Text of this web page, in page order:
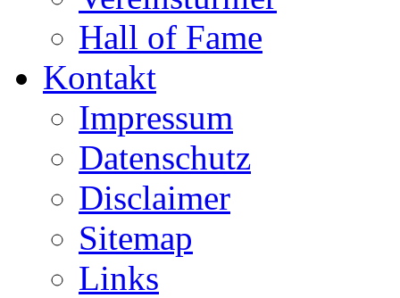
Hall of Fame
Kontakt
Impressum
Datenschutz
Disclaimer
Sitemap
Links